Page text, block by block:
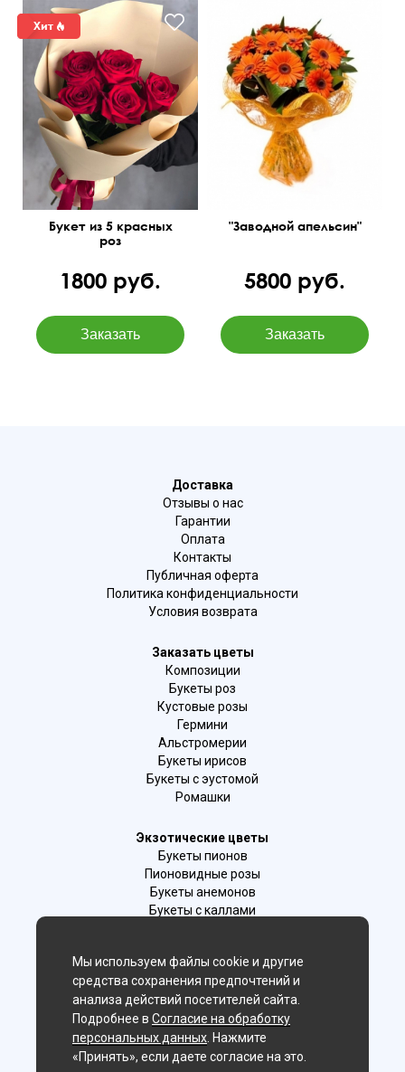
Букет из 5 красных
роз
1800 руб.
"Заводной апельсин"
5800 руб.
Доставка
Отзывы о нас
Гарантии
Оплата
Контакты
Публичная оферта
Политика конфиденциальности
Условия возврата
Заказать цветы
Композиции
Букеты роз
Кустовые розы
Гермини
Альстромерии
Букеты ирисов
Букеты с эустомой
Ромашки
Экзотические цветы
Букеты пионов
Пионовидные розы
Букеты анемонов
Букеты с каллами
Лаванда
Гиацинты
Мы в соц. сетях:
Иркутск, г. Иркутск ул.Ленина 25
Мы используем файлы cookie и другие
средства сохранения предпочтений и
анализа действий посетителей сайта.
Подробнее в Согласие на обработку
персональных данных . Нажмите
«Принять», если даете согласие на это.